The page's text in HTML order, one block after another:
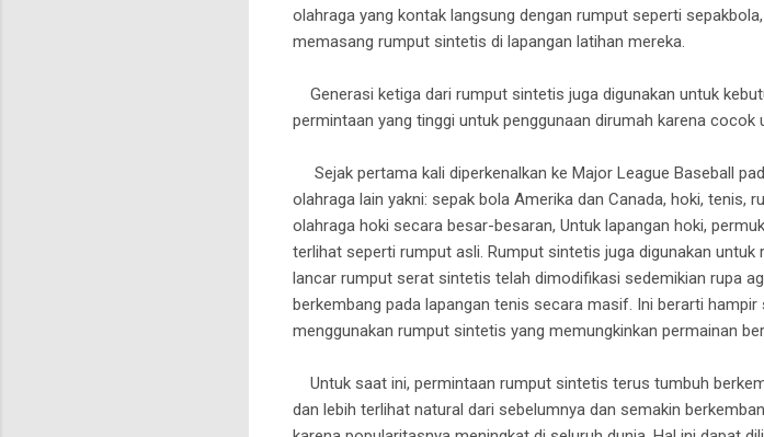
olahraga yang kontak langsung dengan rumput seperti
memasang rumput sintetis di lapangan latihan mereka.
Generasi ketiga dari rumput sintetis juga digunakan untuk
permintaan yang tinggi untuk penggunaan dirumah karena cocok
Sejak pertama kali diperkenalkan ke Major League Baseball
olahraga lain yakni: sepak bola Amerika dan Canada, hoki, tenis,
olahraga hoki secara besar-besaran, Untuk lapangan hoki,
terlihat seperti rumput asli. Rumput sintetis juga digunakan untuk
lancar rumput serat sintetis telah dimodifikasi sedemikian rupa
berkembang pada lapangan tenis secara masif. Ini berarti
menggunakan rumput sintetis yang memungkinkan permainan
Untuk saat ini, permintaan rumput sintetis terus tumbuh
dan lebih terlihat natural dari sebelumnya dan semakin